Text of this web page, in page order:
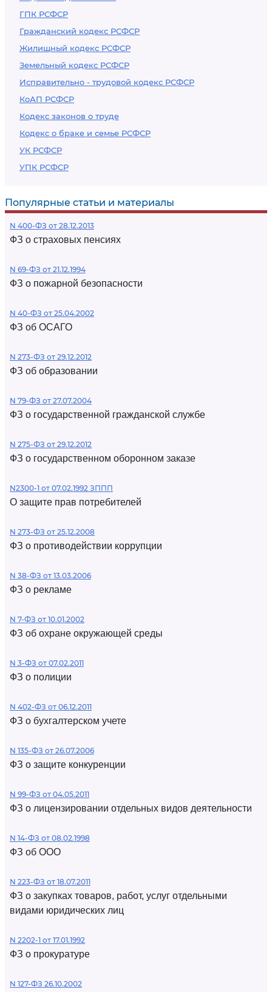
ГПК РСФСР
Гражданский кодекс РСФСР
Жилищный кодекс РСФСР
Земельный кодекс РСФСР
Исправительно - трудовой кодекс РСФСР
КоАП РСФСР
Кодекс законов о труде
Кодекс о браке и семье РСФСР
УК РСФСР
УПК РСФСР
Популярные статьи и материалы
N 400-ФЗ от 28.12.2013
ФЗ о страховых пенсиях
N 69-ФЗ от 21.12.1994
ФЗ о пожарной безопасности
N 40-ФЗ от 25.04.2002
ФЗ об ОСАГО
N 273-ФЗ от 29.12.2012
ФЗ об образовании
N 79-ФЗ от 27.07.2004
ФЗ о государственной гражданской службе
N 275-ФЗ от 29.12.2012
ФЗ о государственном оборонном заказе
N2300-1 от 07.02.1992 ЗППП
О защите прав потребителей
N 273-ФЗ от 25.12.2008
ФЗ о противодействии коррупции
N 38-ФЗ от 13.03.2006
ФЗ о рекламе
N 7-ФЗ от 10.01.2002
ФЗ об охране окружающей среды
N 3-ФЗ от 07.02.2011
ФЗ о полиции
N 402-ФЗ от 06.12.2011
ФЗ о бухгалтерском учете
N 135-ФЗ от 26.07.2006
ФЗ о защите конкуренции
N 99-ФЗ от 04.05.2011
ФЗ о лицензировании отдельных видов деятельности
N 14-ФЗ от 08.02.1998
ФЗ об ООО
N 223-ФЗ от 18.07.2011
ФЗ о закупках товаров, работ, услуг отдельными
видами юридических лиц
N 2202-1 от 17.01.1992
ФЗ о прокуратуре
N 127-ФЗ 26.10.2002